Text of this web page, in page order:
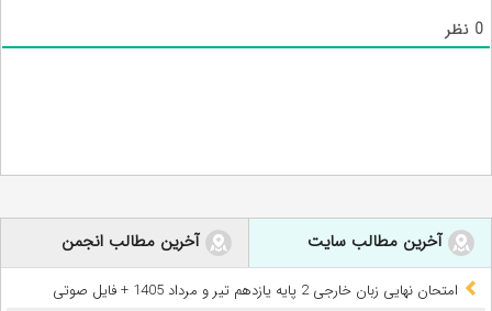
0 نظر
آخرین مطالب سایت آخرین مطالب انجمن
امتحان نهایی زبان خارجی 2 پایه یازدهم تیر و مرداد 1405 + فایل صوتی